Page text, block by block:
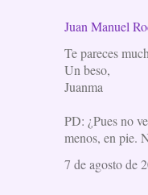
Juan Manuel
Te pareces
Un beso,
Juanma
PD: ¿Pues no
menos, en pie.
7 de agosto de